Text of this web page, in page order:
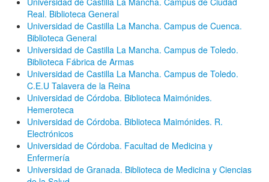
Real. Biblioteca General
Universidad de Castilla La Mancha. Campus de Cuenca.
Biblioteca General
Universidad de Castilla La Mancha. Campus de Toledo.
Biblioteca Fábrica de Armas
Universidad de Castilla La Mancha. Campus de Toledo.
C.E.U Talavera de la Reina
Universidad de Córdoba. Biblioteca Maimónides.
Hemeroteca
Universidad de Córdoba. Biblioteca Maimónides. R.
Electrónicos
Universidad de Córdoba. Facultad de Medicina y
Enfermería
Universidad de Granada. Biblioteca de Medicina y Ciencias